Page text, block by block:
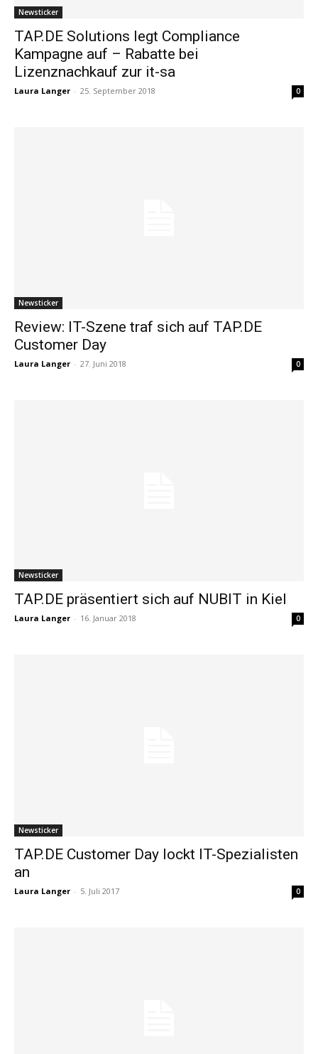
Newsticker
TAP.DE Solutions legt Compliance
Kampagne auf – Rabatte bei
Lizenznachkauf zur it-sa
Laura Langer - 25. September 2018 0
Newsticker
Review: IT-Szene traf sich auf TAP.DE
Customer Day
Laura Langer - 27. Juni 2018 0
Newsticker
TAP.DE präsentiert sich auf NUBIT in Kiel
Laura Langer - 16. Januar 2018 0
Newsticker
TAP.DE Customer Day lockt IT-Spezialisten
an
Laura Langer - 5. Juli 2017 0